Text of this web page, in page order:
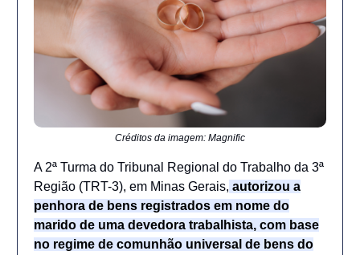
Créditos da imagem: Magnific
A 2ª Turma do Tribunal Regional do Trabalho da 3ª
Região (TRT-3), em Minas Gerais, autorizou a
penhora de bens registrados em nome do
marido de uma devedora trabalhista, com base
no regime de comunhão universal de bens do